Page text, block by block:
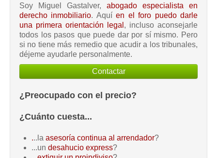
Soy Miguel Gastalver, abogado especialista en
derecho inmobiliario. Aquíen el foro puedo darle
una primera orientación legal , incluso aconsejarle
todos los pasos que puede dar por sí mismo. Pero
si no tiene más remedio que acudir a los tribunales,
déjeme ayudarle personalmente.
Contactar
¿Preocupado con el precio?
¿Cuánto cuesta...
...la asesoría continua al arrendador?
...un desahucio express?